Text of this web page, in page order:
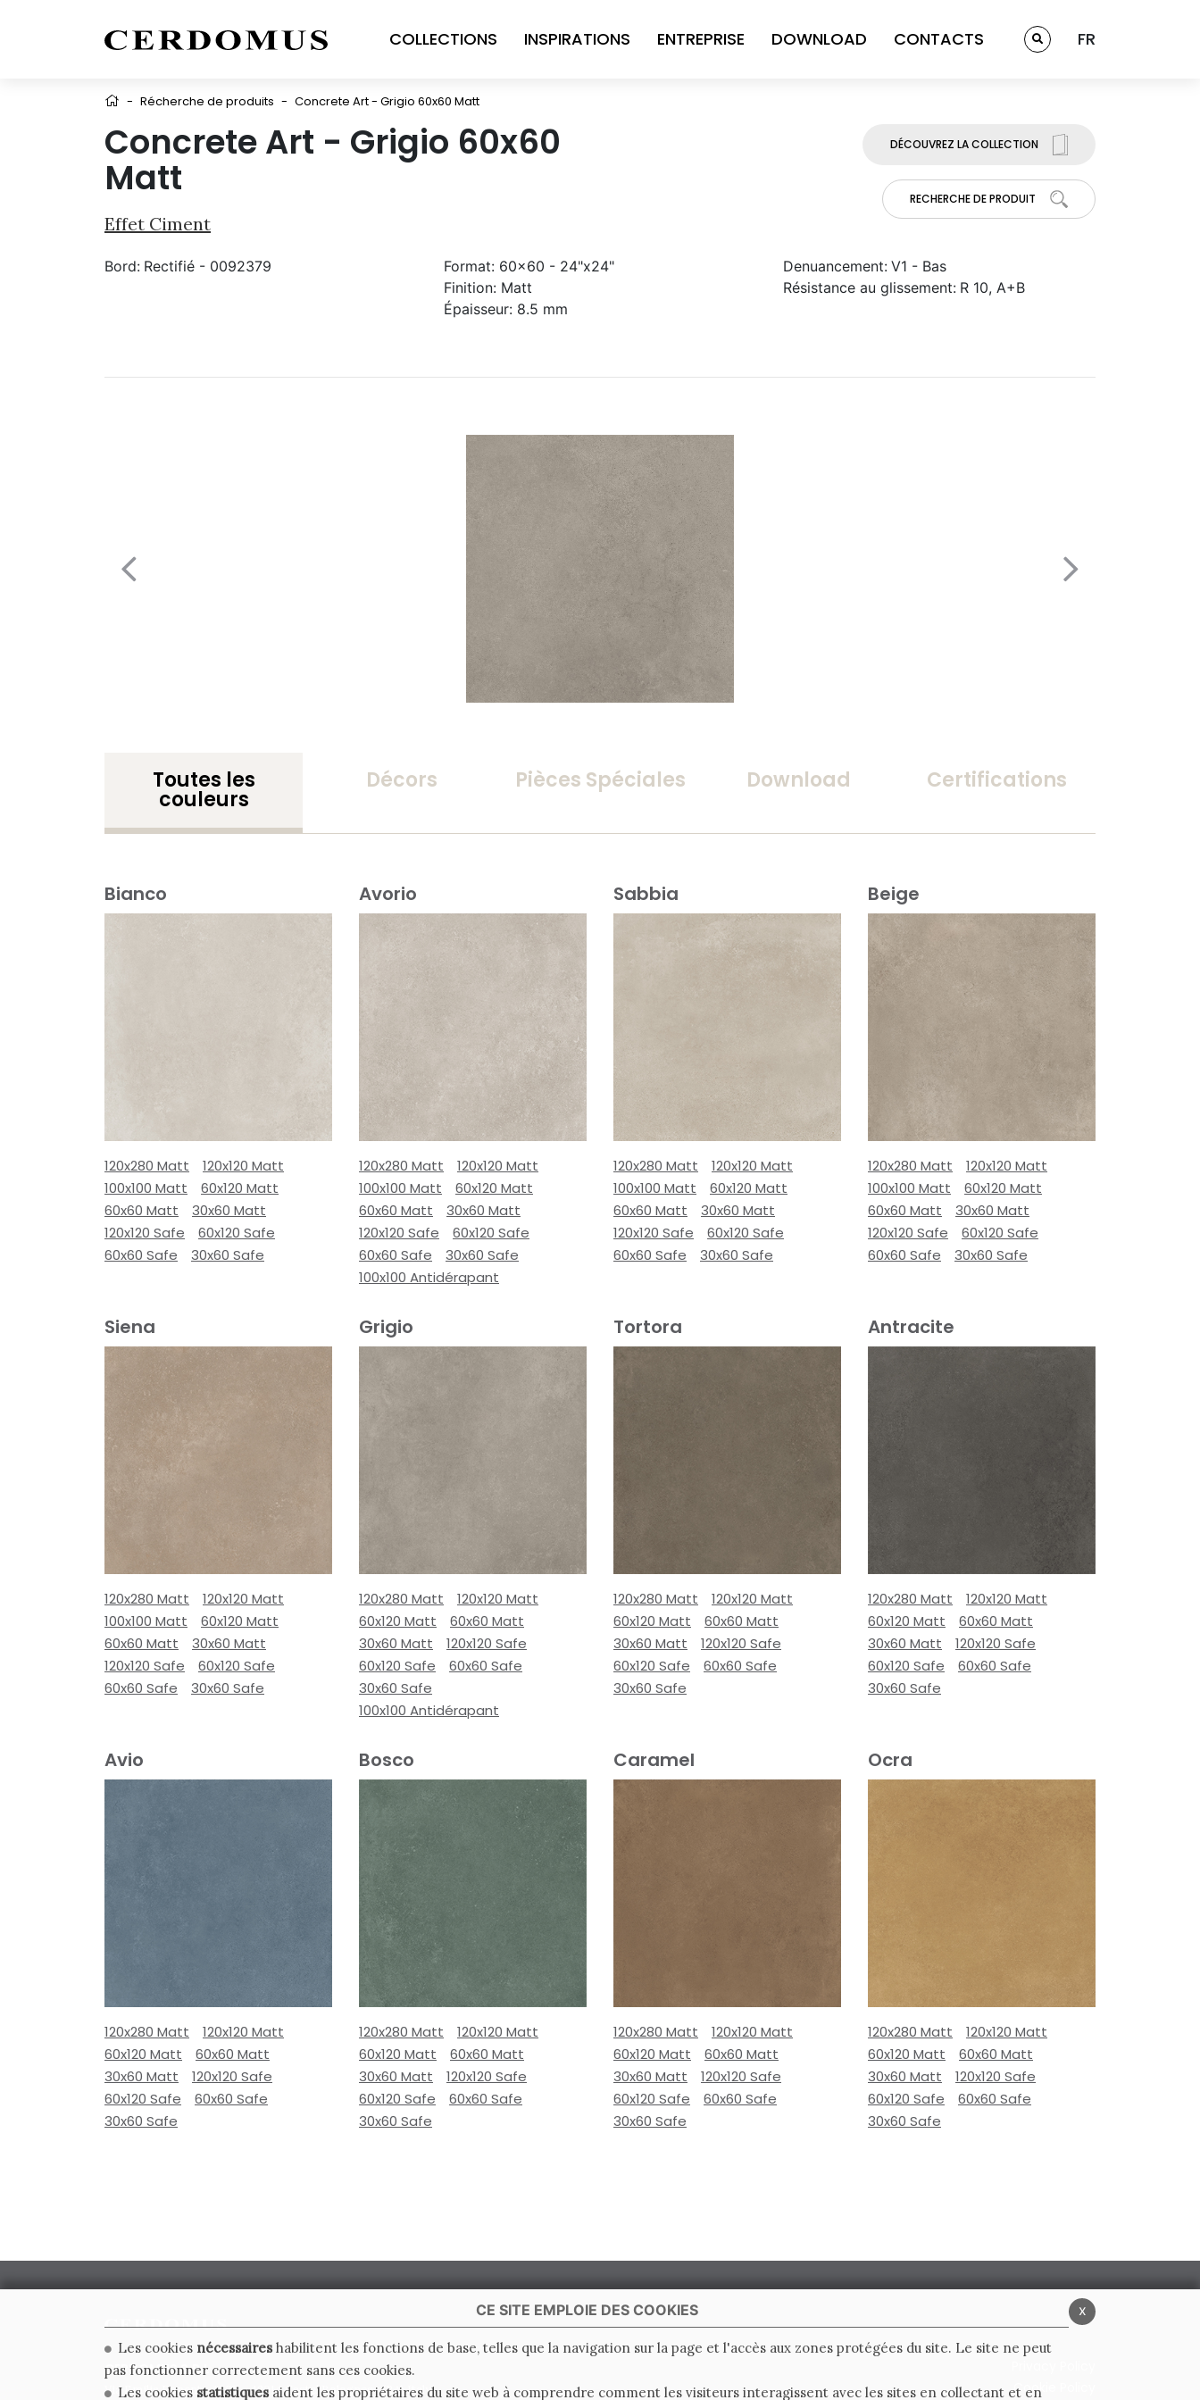
COLLECTIONS INSPIRATIONS ENTREPRISE DOWNLOAD CONTACTS FR
- Récherche de produits - Concrete Art - Grigio 60x60 Matt
Concrete Art - Grigio 60x60
Matt
Effet Ciment
DÉCOUVREZ LA COLLECTION
RECHERCHE DE PRODUIT
Bord: Rectifié - 0092379 Format: 60x60 - 24"x24"
Finition: Matt
Épaisseur: 8.5 mm
Denuancement: V1 - Bas
Résistance au glissement: R 10, A+B
Toutes les
couleurs
Décors Pièces Spéciales Download Certifications
Bianco
120x280 Matt
120x120 Matt
100x100 Matt
60x120 Matt
60x60 Matt
30x60 Matt
120x120 Safe
60x120 Safe
60x60 Safe
30x60 Safe
Avorio
120x280 Matt
120x120 Matt
100x100 Matt
60x120 Matt
60x60 Matt
30x60 Matt
120x120 Safe
60x120 Safe
60x60 Safe
30x60 Safe
100x100 Antidérapant
Sabbia
120x280 Matt
120x120 Matt
100x100 Matt
60x120 Matt
60x60 Matt
30x60 Matt
120x120 Safe
60x120 Safe
60x60 Safe
30x60 Safe
Beige
120x280 Matt
120x120 Matt
100x100 Matt
60x120 Matt
60x60 Matt
30x60 Matt
120x120 Safe
60x120 Safe
60x60 Safe
30x60 Safe
Siena
120x280 Matt
120x120 Matt
100x100 Matt
60x120 Matt
60x60 Matt
30x60 Matt
120x120 Safe
60x120 Safe
60x60 Safe
30x60 Safe
Grigio
120x280 Matt
120x120 Matt
60x120 Matt
60x60 Matt
30x60 Matt
120x120 Safe
60x120 Safe
60x60 Safe
30x60 Safe
100x100 Antidérapant
Tortora
120x280 Matt
120x120 Matt
60x120 Matt
60x60 Matt
30x60 Matt
120x120 Safe
60x120 Safe
60x60 Safe
30x60 Safe
Antracite
120x280 Matt
120x120 Matt
60x120 Matt
60x60 Matt
30x60 Matt
120x120 Safe
60x120 Safe
60x60 Safe
30x60 Safe
Avio
120x280 Matt
120x120 Matt
60x120 Matt
60x60 Matt
30x60 Matt
120x120 Safe
60x120 Safe
60x60 Safe
30x60 Safe
Bosco
120x280 Matt
120x120 Matt
60x120 Matt
60x60 Matt
30x60 Matt
120x120 Safe
60x120 Safe
60x60 Safe
30x60 Safe
Caramel
120x280 Matt
120x120 Matt
60x120 Matt
60x60 Matt
30x60 Matt
120x120 Safe
60x120 Safe
60x60 Safe
30x60 Safe
Ocra
120x280 Matt
120x120 Matt
60x120 Matt
60x60 Matt
30x60 Matt
120x120 Safe
60x120 Safe
60x60 Safe
30x60 Safe
CERDOMUS S.R.L.
Via Emilia Ponente, 1000 - 48014 Castel Bolognese (RA) Italy
Cookie Policy
x
CE SITE EMPLOIE DES COOKIES
Les cookies nécessaireshabilitent les fonctions de base, telles que la navigation sur la page et l'accès aux zones protégées du site. Le site ne peut
pas fonctionner correctement sans ces cookies.
Les cookies statistiquesaident les propriétaires du site web à comprendre comment les visiteurs interagissent avec les sites en collectant et en